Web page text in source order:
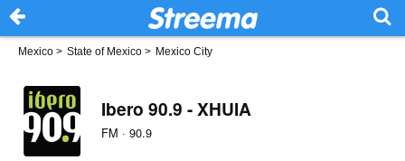
Mexico > State of Mexico > Mexico City
Ibero 90.9 - XHUIA
FM · 90.9